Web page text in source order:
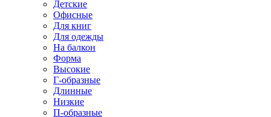
Детские
Офисные
Для книг
Для одежды
На балкон
Форма
Высокие
Г-образные
Длинные
Низкие
П-образные